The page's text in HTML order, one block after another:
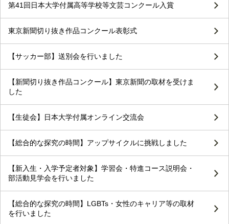
第41回日本大学付属高等学校等文芸コンクール入賞
東京新聞切り抜き作品コンクール表彰式
【サッカー部】送別会を行いました
【新聞切り抜き作品コンクール】東京新聞の取材を受けま
した
【生徒会】日本大学付属オンライン交流会
【総合的な探究の時間】アップサイクルに挑戦しました
【新入生・入学予定者対象】学習会・特進コース説明会・
部活動見学会を行いました
【総合的な探究の時間】LGBTs・女性のキャリア等の取材
を行いました